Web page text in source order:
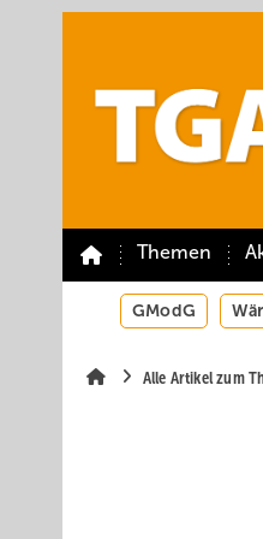
Themen
GModG
Alle Artikel zum